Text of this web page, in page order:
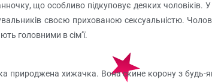
що особливо підкуповує деяких чоловіків.
своєю прихованою сексуальністю.
головними в сім’ї.
природжена хижачка. Вона скине корону з будь-